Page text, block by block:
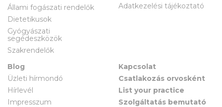
Állami fogászati rendelők
Dietetikusok
Gyógyászati
segédeszközök
Szakrendelők
Adatkezelési tájékoztató
Blog
Üzleti hírmondó
Hírlevél
Impresszum
Kapcsolat
Csatlakozás orvosként
List your practice
Szolgáltatás bemutató